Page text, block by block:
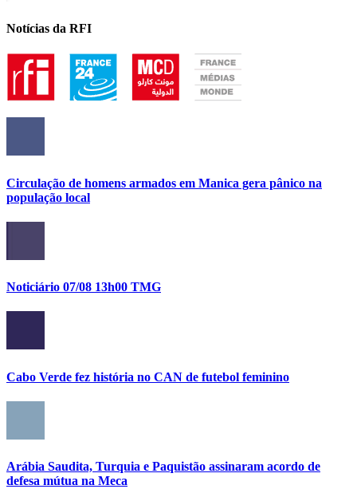
Notícias da RFI
Circulação de homens armados em Manica gera pânico na
população local
Noticiário 07/08 13h00 TMG
Cabo Verde fez história no CAN de futebol feminino
Arábia Saudita, Turquia e Paquistão assinaram acordo de
defesa mútua na Meca